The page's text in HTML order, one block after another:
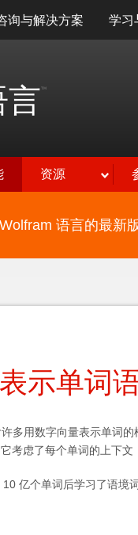
询与解决方案 学习
言™
资源
Wolfram 语言的最新
示单词
多用数字向量表示单词
考虑了每个单词的上下文
亿个单词后学习了语境词